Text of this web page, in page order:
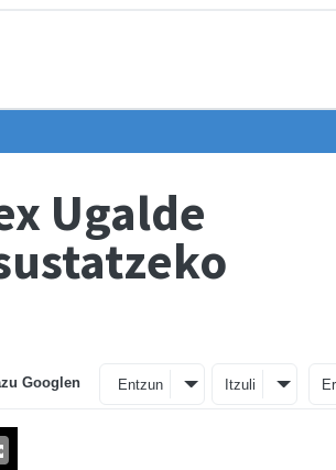
Ugalde
Googlen Entzun Itzuli